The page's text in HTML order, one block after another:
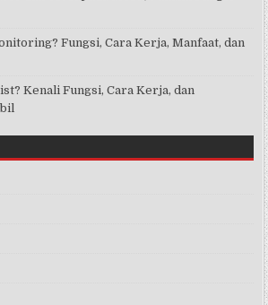
Fungsi, Cara Kerja, Manfaat, dan
Kenali Fungsi, Cara Kerja, dan